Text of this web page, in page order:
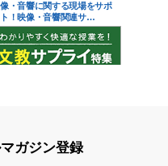
・音響に関する現場をサポ
！映像・音響関連サ…
ガジン登録